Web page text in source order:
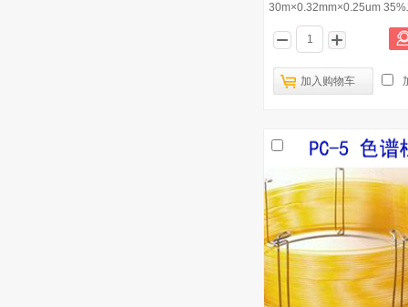
30m×0.32mm×0.25um 35%
基/65%二甲
加入购物车